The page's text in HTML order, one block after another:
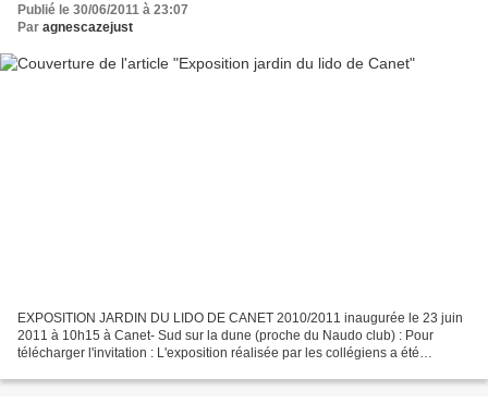
Publié le 30/06/2011 à 23:07
Par agnescazejust
EXPOSITION JARDIN DU LIDO DE CANET 2010/2011 inaugurée le 23 juin
2011 à 10h15 à Canet- Sud sur la dune (proche du Naudo club) : Pour
télécharger l'invitation : L'exposition réalisée par les collégiens a été